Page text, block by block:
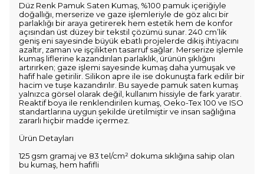
Düz Renk Pamuk Saten Kumaş, %100 pamuk içeriğiyle
doğallığı, merserize ve gaze işlemleriyle de göz alıcı bir
parlaklığı bir araya getirerek hem estetik hem de konfor
açısından üst düzey bir tekstil çözümü sunar. 240 cm’lik
geniş eni sayesinde büyük ebatlı projelerde dikiş ihtiyacını
azaltır, zaman ve işçilikten tasarruf sağlar. Merserize işlemle
kumaş liflerine kazandırılan parlaklık, ürünün şıklığını
artırırken; gaze işlemi sayesinde kumaş daha yumuşak ve
hafif hale getirilir. Silikon apre ile ise dokunuşta fark edilir bir
hacim ve tuşe kazandırılır. Bu sayede pamuk saten kumaş
yalnızca görsel olarak değil, kullanım hissiyle de fark yaratır.
Reaktif boya ile renklendirilen kumaş, Oeko-Tex 100 ve ISO
standartlarına uygun şekilde üretilmiştir ve insan sağlığına
zararlı hiçbir madde içermez.
Ürün Detayları
125 gsm gramaj ve 83 tel/cm² dokuma sıklığına sahip olan
bu kumaş, hem hafifli